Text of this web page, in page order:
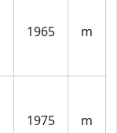
1965 m
1975 m